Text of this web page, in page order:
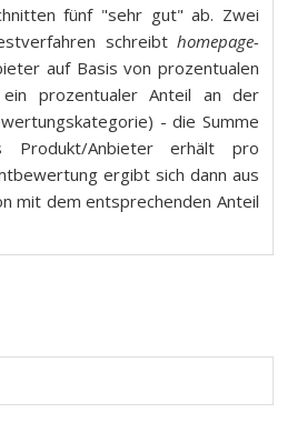
fünf "sehr gut" ab. Zwei
schreibt homepage-
auf Basis von prozentualen
prozentualer Anteil an der
- die Summe
Produkt/Anbieter erhält pro
ergibt sich dann aus
mit dem entsprechenden Anteil